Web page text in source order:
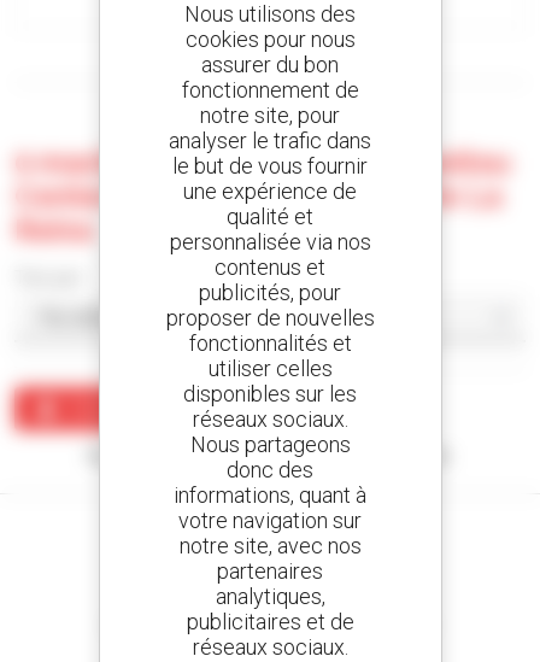
Afficher les filtres de recherche
0 machine d'occasion chez Manitou
Center Madrid, S.l. - Talavera De La
Reina
Aucun résultat ne correspond à votre recherche.
Créez vos alertes
et recevez des annonces de matériels d'occasion
Nous utilisons des
cookies pour nous
assurer du bon
fonctionnement de
notre site, pour
analyser le trafic dans
le but de vous fournir
une expérience de
qualité et
personnalisée via nos
contenus et
publicités, pour
proposer de nouvelles
fonctionnalités et
utiliser celles
disponibles sur les
réseaux sociaux.
Nous partageons
donc des
informations, quant à
votre navigation sur
notre site, avec nos
partenaires
analytiques,
publicitaires et de
réseaux sociaux.